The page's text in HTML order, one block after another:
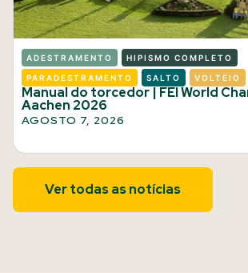
ADESTRAMENTO HIPISMO COMPLETO
PARADESTRAMENTO SALTO VOLTEIO
Manual do torcedor | FEI World
Aachen 2026
AGOSTO 7, 2026
Ver todas as notícias